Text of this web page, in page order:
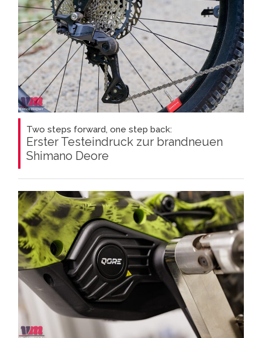
Two steps forward, one step back:
Erster Testeindruck zur brandneuen
Shimano Deore